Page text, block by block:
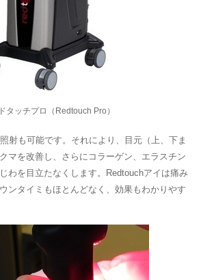
タッチプロ（Redtouch Pro）
射も可能です。それにより、目元（上、下ま
マを改善し、さらにコラーゲン、エラスチン
わを目立たなくします。Redtouchアイは痛み
ンタイミもほとんどなく、効果もわかりやす